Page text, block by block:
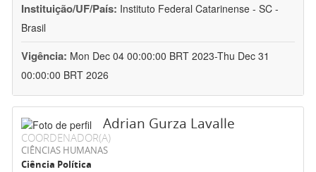
Instituição/UF/País: Instituto Federal Catarinense - SC -
Brasil
Vigência: Mon Dec 04 00:00:00 BRT 2023-Thu Dec 31
00:00:00 BRT 2026
Adrian Gurza Lavalle
COORDENADOR(A)
CIÊNCIAS HUMANAS
Ciência Política